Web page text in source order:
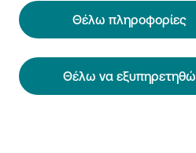
Θέλω πληροφορίες
Θέλω να εξυπηρετηθώ